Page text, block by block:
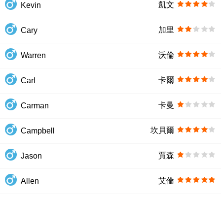
Kevin 凱文
Cary 加里
Warren 沃倫
Carl 卡爾
Carman 卡曼
Campbell 坎貝爾
Jason 賈森
Allen 艾倫